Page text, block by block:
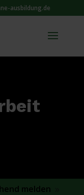
ausbildung.de
melden